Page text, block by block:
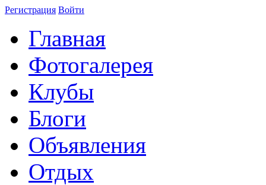
Регистрация Войти
Главная
Фотогалерея
Клубы
Блоги
Объявления
Отдых